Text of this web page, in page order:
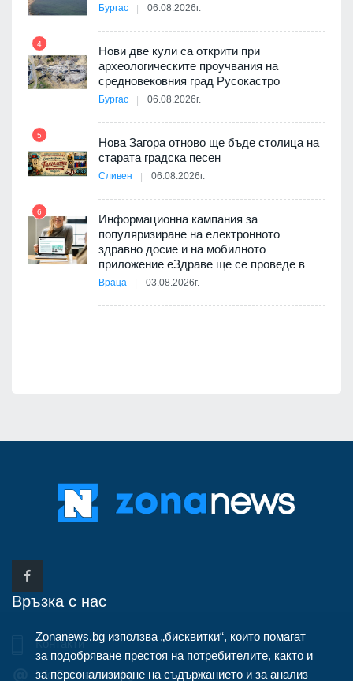
Бургас 06.08.2026г.
4
Нови две кули са открити при
археологическите проучвания на
средновековния град Русокастро
Бургас 06.08.2026г.
5
Нова Загора отново ще бъде столица на
старата градска песен
Сливен 06.08.2026г.
6
Информационна кампания за
популяризиране на електронното
здравно досие и на мобилното
приложение еЗдраве ще се проведе в
Враца 03.08.2026г.
Връзка с нас
Контакти
info@zonanews.bg
Zonanews.bg използва „бисквитки“, които помагат
за подобряване престоя на потребителите, както и
за персонализиране на съдържанието и за анализ